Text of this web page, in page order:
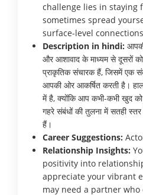
challenge lies in staying
sometimes spread
surface-level
Description in hindi:
और आशावाद के माध्यम से दूसरों
प्राकृतिक संचारक हैं, जिसमें एक
आपकी ओर आकर्षित करती है।
में है, क्योंकि आप कभी-कभी खुद
गहरे संबंधों की तुलना में सतही
हैं।
Career Suggestions:
Relationship Insights:
positivity into
appreciate your vibrant
may need a partner